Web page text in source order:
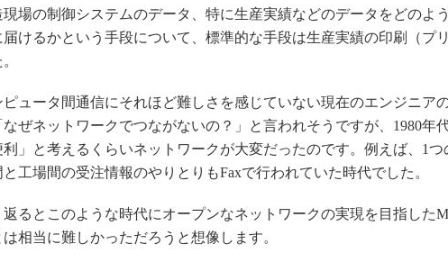
場の制御システムのデータ、特に生産実績などのデータをどのよ
けるかという手段について、標準的な手段は生産実績の印刷（プ
ュータ間通信にそれほど難しさを感じていない現在のエンジニア
なぜネットワークでつながないの？」と言われそうですが、1980年
利」と考えるくらいネットワークが大変だったのです。例えば、1つ
工場間の受注情報のやりとりもFaxで行われていた時代でした。
るとこのような時代にオープンなネットワークの実現を目指した
は相当に難しかっただろうと想像します。